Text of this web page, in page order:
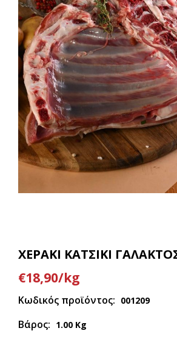
ΧΕΡΑΚΙ ΚΑΤΣΙΚΙ
€18,90/kg
Κωδικός προϊόντος: 001209
Βάρος: 1.00 Kg